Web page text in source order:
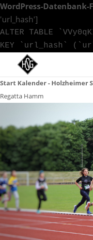
WordPress-Datenbank-
'url_hash']
ALTER TABLE
KEY `url_hash`
Start Kalender - Holzheimer
Regatta Hamm